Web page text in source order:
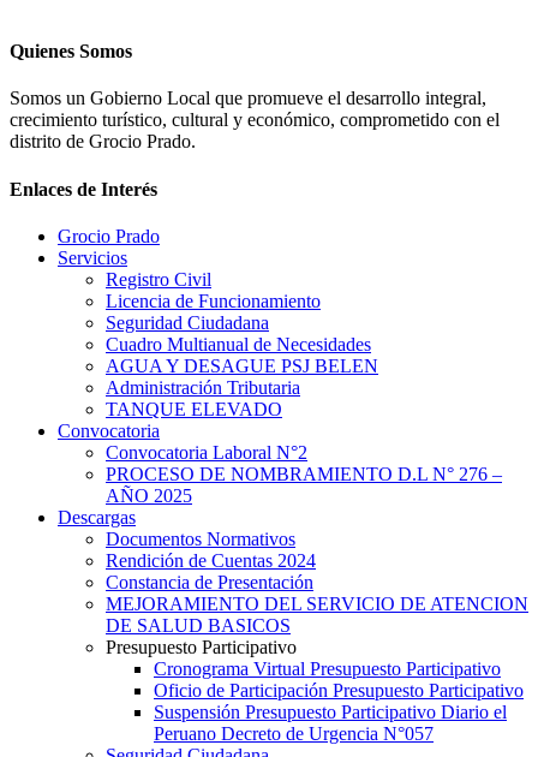
Quienes Somos
Somos un Gobierno Local que promueve el desarrollo integral,
crecimiento turístico, cultural y económico, comprometido con el
distrito de Grocio Prado.
Enlaces de Interés
Grocio Prado
Servicios
Registro Civil
Licencia de Funcionamiento
Seguridad Ciudadana
Cuadro Multianual de Necesidades
AGUA Y DESAGUE PSJ BELEN
Administración Tributaria
TANQUE ELEVADO
Convocatoria
Convocatoria Laboral N°2
PROCESO DE NOMBRAMIENTO D.L N° 276 –
AÑO 2025
Descargas
Documentos Normativos
Rendición de Cuentas 2024
Constancia de Presentación
MEJORAMIENTO DEL SERVICIO DE ATENCION
DE SALUD BASICOS
Presupuesto Participativo
Cronograma Virtual Presupuesto Participativo
Oficio de Participación Presupuesto Participativo
Suspensión Presupuesto Participativo Diario el
Peruano Decreto de Urgencia N°057